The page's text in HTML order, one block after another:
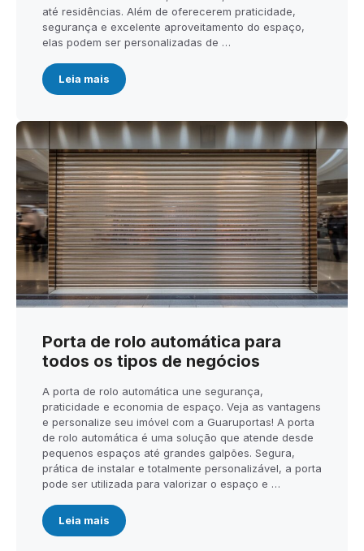
até residências. Além de oferecerem praticidade,
segurança e excelente aproveitamento do espaço,
elas podem ser personalizadas de …
Leia mais
Porta de rolo automática para
todos os tipos de negócios
A porta de rolo automática une segurança,
praticidade e economia de espaço. Veja as vantagens
e personalize seu imóvel com a Guaruportas! A porta
de rolo automática é uma solução que atende desde
pequenos espaços até grandes galpões. Segura,
prática de instalar e totalmente personalizável, a porta
pode ser utilizada para valorizar o espaço e …
Leia mais